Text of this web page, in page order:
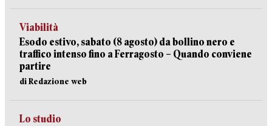
Viabilità
Esodo estivo, sabato (8 agosto) da bollino nero e
traffico intenso fino a Ferragosto – Quando conviene
partire
di Redazione web
Lo studio